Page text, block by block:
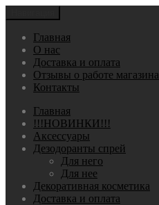
Главная
О нас
Доставка и оплата
Отзывы о работе магазина
Контакты
Главная
!!!НОВИНКИ!!!
Аксессуары
Дезодоранты спрей
Для него
Для нее
Декоративная косметика
Доставка и оплата